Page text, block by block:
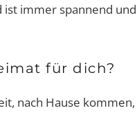
immer spannend
für dich?
nach Hause
Sportunterwäsche: